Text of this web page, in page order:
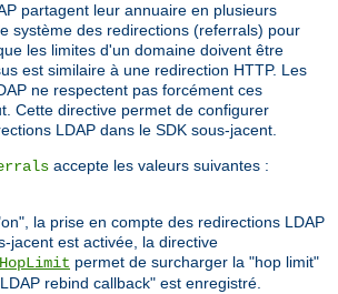
partagent leur annuaire en plusieurs
système des redirections (referrals) pour
les limites d'un domaine doivent être
est similaire à une redirection HTTP. Les
ne respectent pas forcément ces
Cette directive permet de configurer
LDAP dans le SDK sous-jacent.
accepte les valeurs suivantes :
la prise en compte des redirections LDAP
jacent est activée, la directive
permet de surcharger la "hop limit"
rebind callback" est enregistré.